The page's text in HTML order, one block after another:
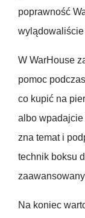
poprawność
W WarHouse
pomoc
co kupić na
albo
zna temat i
technik boksu
Na koniec